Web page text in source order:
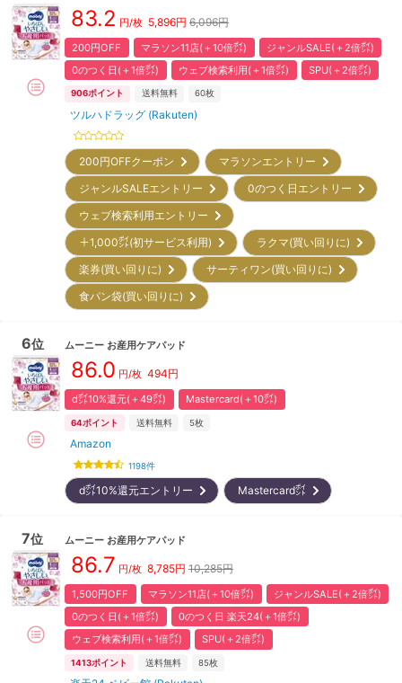
83.2 円/枚 5,896円 6,096円
200円OFF マラソン11店(＋10倍㌽)
ジャンルSALE(＋2倍㌽)
0のつく日(＋1倍㌽)
ウェブ検索利用(＋1倍㌽) SPU(＋2倍㌽)
906ポイント 送料無料 60枚
ツルハドラッグ (Rakuten)
200円OFFクーポン
マラソンエントリー
ジャンルSALEエントリー
0のつく日エントリー
ウェブ検索利用エントリー
＋1,000㌽(初サービス利用)
ラクマ(買い回りに)
楽券(買い回りに)
サーティワン(買い回りに)
食パン袋(買い回りに)
6位 ムーニー お産用ケアパッド
86.0 円/枚 494円
d㌽10%還元(＋49㌽) Mastercard(＋10㌽)
64ポイント 送料無料 5枚
Amazon
1198件
d㌽10%還元エントリー Mastercard㌽
7位 ムーニー お産用ケアパッド
86.7 円/枚 8,785円 10,285円
1,500円OFF マラソン11店(＋10倍㌽)
ジャンルSALE(＋2倍㌽)
0のつく日(＋1倍㌽)
0のつく日 楽天24(＋1倍㌽)
ウェブ検索利用(＋1倍㌽)
SPU(＋2倍㌽)
1413ポイント 送料無料 85枚